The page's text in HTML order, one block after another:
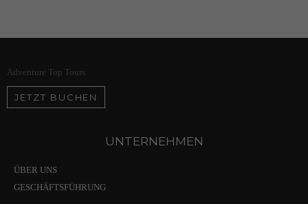
Adventure Top Tours
JETZT BUCHEN
UNTERNEHMEN
ÜBER UNS
GESCHÄFTSFÜHRUNG